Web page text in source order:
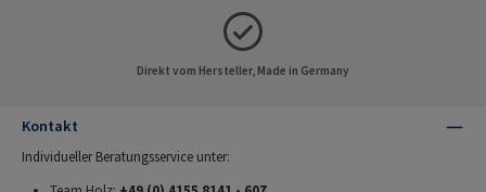
Direkt vom Hersteller, Made in Germany
Kontakt
Individueller Beratungsservice unter: